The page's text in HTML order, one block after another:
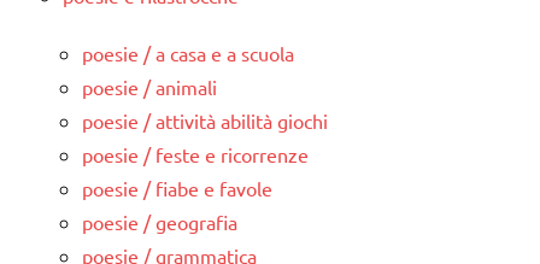
poesie / a casa e a scuola
poesie / animali
poesie / attività abilità giochi
poesie / feste e ricorrenze
poesie / fiabe e favole
poesie / geografia
poesie / grammatica